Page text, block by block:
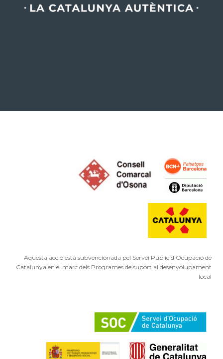
Aquesta acció està subvencionada pel Servei Públic d'Ocupació de
Catalunya en el marc dels Programes de suport al desenvolupament
local